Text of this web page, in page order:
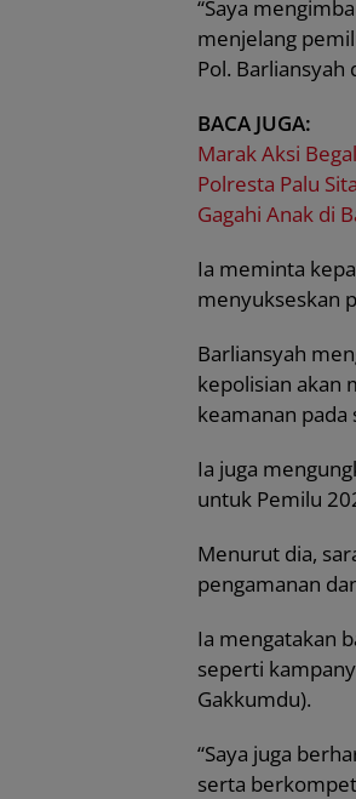
“Saya
menjelang
Pol. Barliansyah
BACA JUGA:
Marak Aksi
Polresta Palu
Gagahi Anak di
Ia meminta
menyukseskan
Barliansyah
kepolisian akan
keamanan pada
Ia juga
untuk Pemilu
Menurut dia,
pengamanan
Ia mengatakan
seperti
Gakkumdu).
“Saya juga
serta